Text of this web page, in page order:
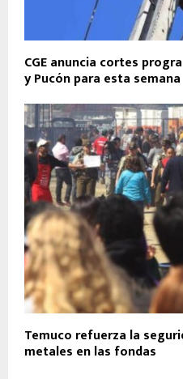
CGE anuncia cortes
y Pucón para esta semana
Temuco refuerza la
metales en las fondas